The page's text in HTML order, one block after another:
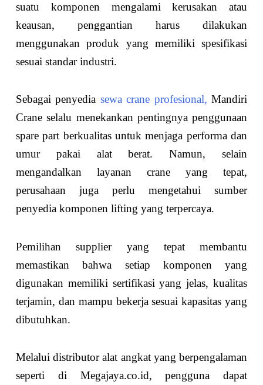
suatu komponen mengalami kerusakan atau
keausan, penggantian harus dilakukan
menggunakan produk yang memiliki spesifikasi
sesuai standar industri.
Sebagai penyedia sewa crane profesional, Mandiri
Crane selalu menekankan pentingnya penggunaan
spare part berkualitas untuk menjaga performa dan
umur pakai alat berat. Namun, selain
mengandalkan layanan crane yang tepat,
perusahaan juga perlu mengetahui sumber
penyedia komponen lifting yang terpercaya.
Pemilihan supplier yang tepat membantu
memastikan bahwa setiap komponen yang
digunakan memiliki sertifikasi yang jelas, kualitas
terjamin, dan mampu bekerja sesuai kapasitas yang
dibutuhkan.
Melalui distributor alat angkat yang berpengalaman
seperti di Megajaya.co.id, pengguna dapat